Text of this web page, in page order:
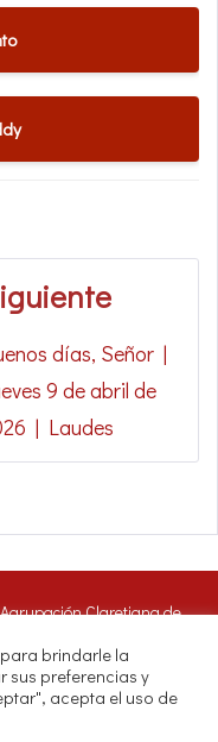
días, Señor |
9 de abril de
| Laudes
Claretiana de
de RADIO CLARET
- Avenida Samuel Lewis.
de Panamá.
brindarle la
sus preferencias y
acepta el uso de